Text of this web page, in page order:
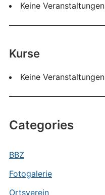
Keine Veranstaltungen
Kurse
Keine Veranstaltungen
Categories
BBZ
Fotogalerie
Ortsverein